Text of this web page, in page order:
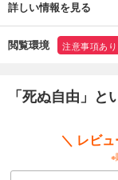
ー・信田さよ子氏との
詳しい情報を見る
閲覧環境 注意事項あり
「死ぬ自由」
＼ レビ
※